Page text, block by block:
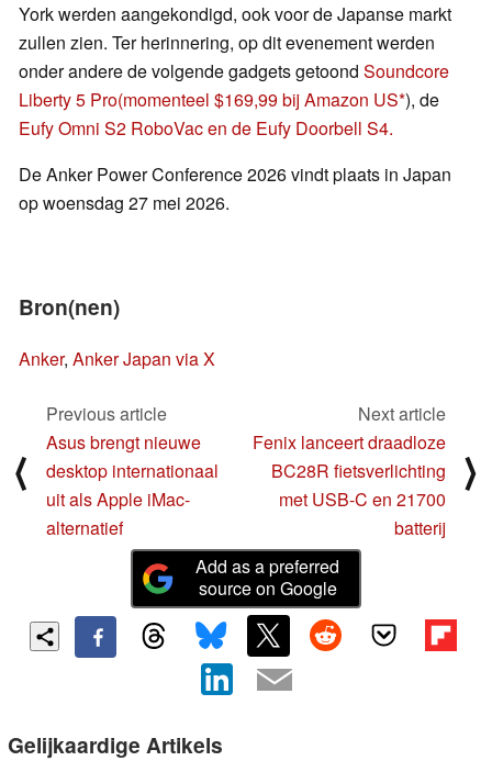
York werden aangekondigd, ook voor de Japanse markt
zullen zien. Ter herinnering, op dit evenement werden
onder andere de volgende gadgets getoond Soundcore
Liberty 5 Pro(momenteel $169,99 bij Amazon US ), de
Eufy Omni S2 RoboVac en de Eufy Doorbell S4.
De Anker Power Conference 2026 vindt plaats in Japan
op woensdag 27 mei 2026.
Bron(nen)
Anker, Anker Japan via X
⟨
Previous article
Asus brengt nieuwe
desktop internationaal
uit als Apple iMac-
alternatief
Next article
Fenix lanceert draadloze
BC28R fietsverlichting
met USB-C en 21700
batterij
⟩
Add as a preferred
source on Google
Gelijkaardige Artikels